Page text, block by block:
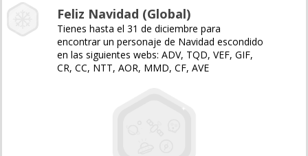
Feliz Navidad (Global)
Tienes hasta el 31 de diciembre para
encontrar un personaje de Navidad escondido
en las siguientes webs: ADV, TQD, VEF, GIF,
CR, CC, NTT, AOR, MMD, CF, AVE